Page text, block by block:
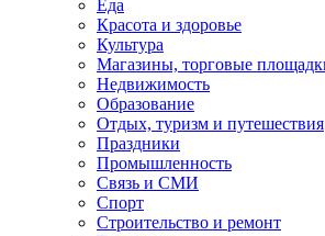
Еда
Красота и здоровье
Культура
Магазины, торговые
Недвижимость
Образование
Отдых, туризм и путешествия
Праздники
Промышленность
Связь и СМИ
Спорт
Строительство и ремонт